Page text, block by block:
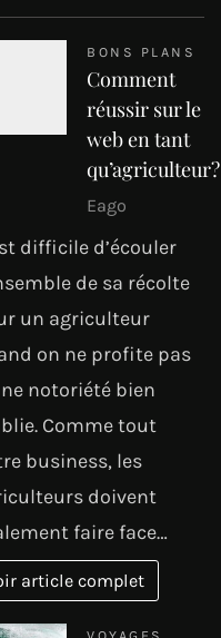
BONS PLANS
Comment
réussir sur le
web en tant
qu’agriculteur?
Eago
difficile d’écouler
de sa récolte
un agriculteur
on ne profite pas
notoriété bien
Comme tout
business, les
doivent
faire face…
article complet